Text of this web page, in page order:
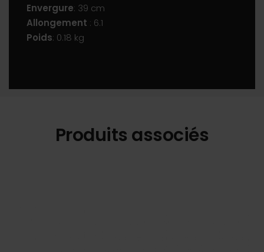
Envergure: 39 cm
Allongement : 6.1
Poids: 0.18 kg
Produits associés